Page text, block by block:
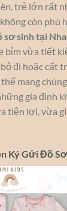
trẻ lớn rất
còn phù
sơ sinh tại
bỉm vừa tiết
đi hoặc cất
mang
gia đình
tiện lợi, vừa
Ký Gửi Đồ